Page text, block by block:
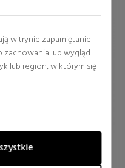
witrynie zapamiętanie
zachowania lub wygląd
lub region, w którym się
komunikują się z
anonimowo.